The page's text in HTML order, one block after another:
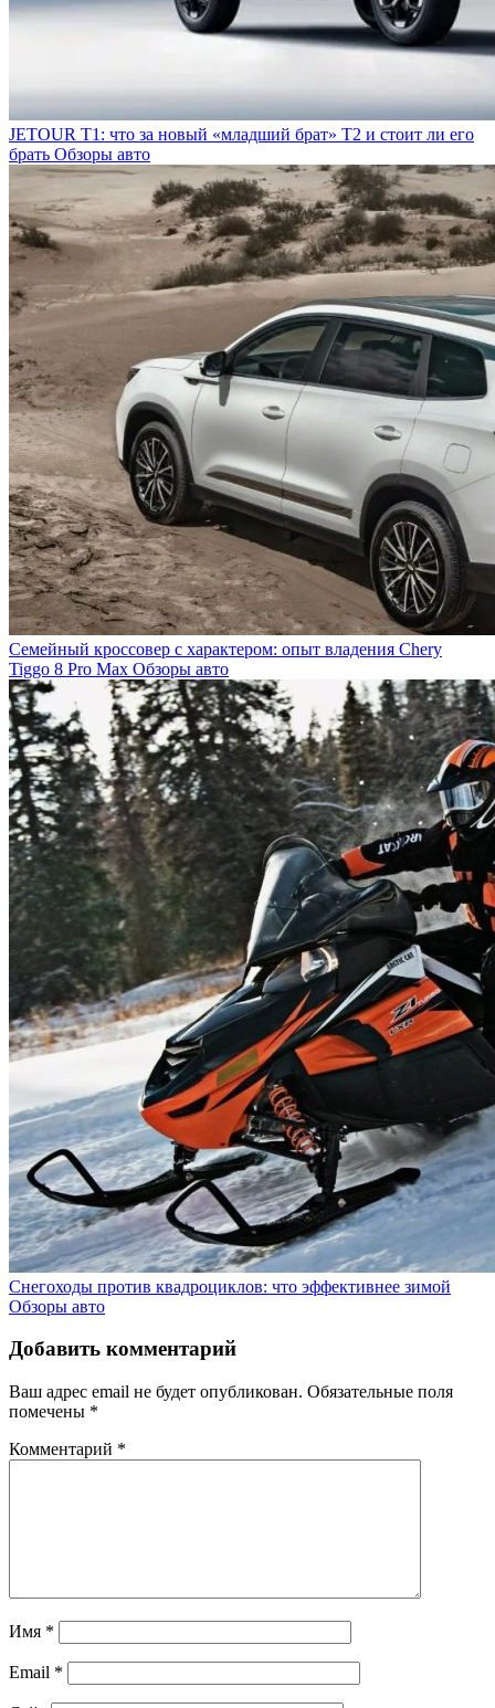
JETOUR T1: что за новый «младший брат» T2 и стоит ли его
брать Обзоры авто
Семейный кроссовер с характером: опыт владения Chery
Tiggo 8 Pro Max Обзоры авто
Снегоходы против квадроциклов: что эффективнее зимой
Обзоры авто
Добавить комментарий
Ваш адрес email не будет опубликован. Обязательные поля
помечены *
Комментарий *
Имя *
Email *